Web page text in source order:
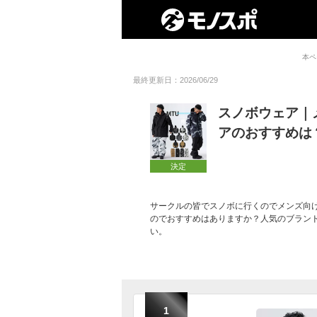
本
最終更新日：2026/06/29
決定
スノボウェア
アのおすすめは
サークルの皆でスノボに行くのでメンズ向
のでおすすめはありますか？人気のブラン
い。
1